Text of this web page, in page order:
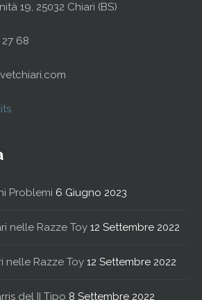
19, 25032 Chiari (BS)
68
Problemi 6 Giugno 2023
nelle Razze Toy 12 Settembre 2022
nelle Razze Toy 12 Settembre 2022
del II Tipo 8 Settembre 2022